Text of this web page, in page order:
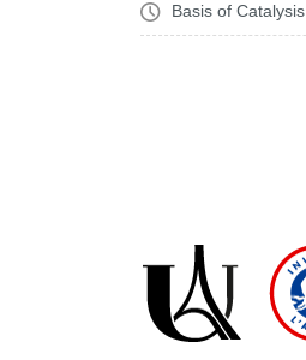
Basis of Catalysis